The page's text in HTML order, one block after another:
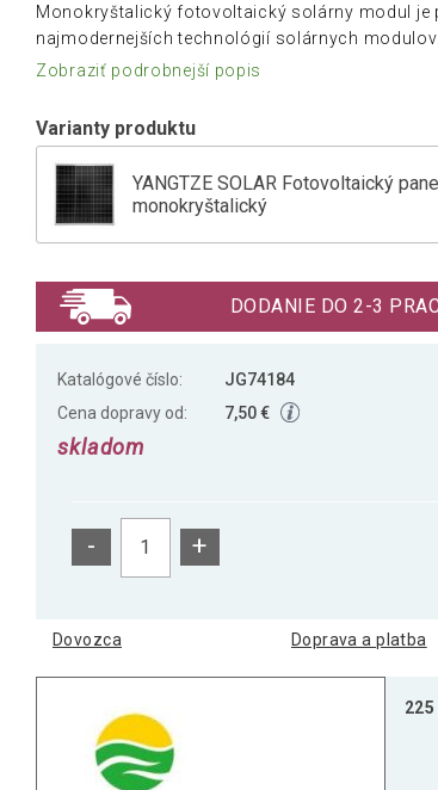
Monokryštalický fotovoltaický solárny modul je
najmodernejších technológií solárnych modulov.
Zobraziť podrobnejší popis
Varianty produktu
YANGTZE SOLAR Fotovoltaický
monokryštalický
YANGTZE SOLAR Fotovoltaický
DODANIE DO 2-3
Katalógové číslo:
JG74184
Cena dopravy od:
7,50 €
skladom
- +
Dovozca Doprava a platba
225